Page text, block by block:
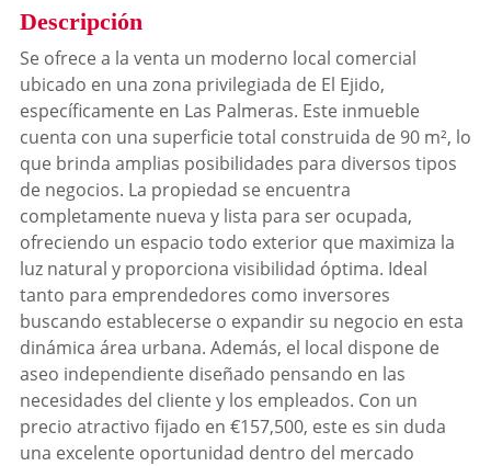
Descripción
Se ofrece a la venta un moderno local comercial
ubicado en una zona privilegiada de El Ejido,
específicamente en Las Palmeras. Este inmueble
cuenta con una superficie total construida de 90 m², lo
que brinda amplias posibilidades para diversos tipos
de negocios. La propiedad se encuentra
completamente nueva y lista para ser ocupada,
ofreciendo un espacio todo exterior que maximiza la
luz natural y proporciona visibilidad óptima. Ideal
tanto para emprendedores como inversores
buscando establecerse o expandir su negocio en esta
dinámica área urbana. Además, el local dispone de
aseo independiente diseñado pensando en las
necesidades del cliente y los empleados. Con un
precio atractivo fijado en €157,500, este es sin duda
una excelente oportunidad dentro del mercado